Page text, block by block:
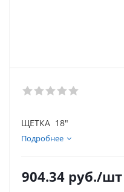
ЩЕТКА 18"
Подробнее
904.34 руб./шт